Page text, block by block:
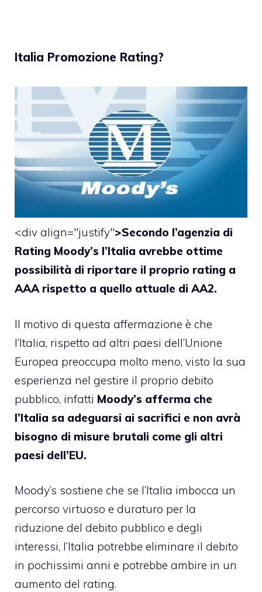
Italia Promozione Rating?
<div align="justify">Secondo l’agenzia di
Rating Moody’s l’Italia avrebbe ottime
possibilità di riportare il proprio rating a
AAA rispetto a quello attuale di AA2.
Il motivo di questa affermazione è che
l’Italia, rispetto ad altri paesi dell’Unione
Europea preoccupa molto meno, visto la sua
esperienza nel gestire il proprio debito
pubblico, infatti Moody’s afferma che
l’Italia sa adeguarsi ai sacrifici e non avrà
bisogno di misure brutali come gli altri
paesi dell’EU.
Moody’s sostiene che se l’Italia imbocca un
percorso virtuoso e duraturo per la
riduzione del debito pubblico e degli
interessi, l’Italia potrebbe eliminare il debito
in pochissimi anni e potrebbe ambire in un
aumento del rating.